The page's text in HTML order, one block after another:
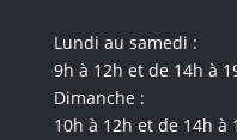
Lundi au samedi :
9h à 12h et de 14h à
Dimanche :
10h à 12h et de 14h à